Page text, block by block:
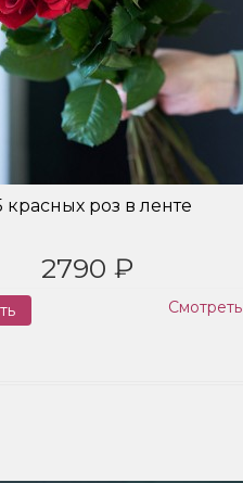
красных роз в ленте
2790 ₽
Смотреть